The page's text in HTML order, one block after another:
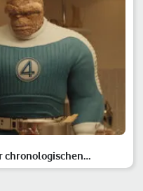
chronologischen